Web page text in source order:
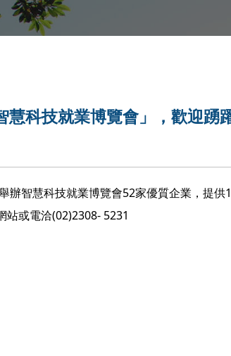
慧科技就業博覽會」，歡迎踴
辦智慧科技就業博覽會52家優質企業，提供
或電洽(02)2308- 5231